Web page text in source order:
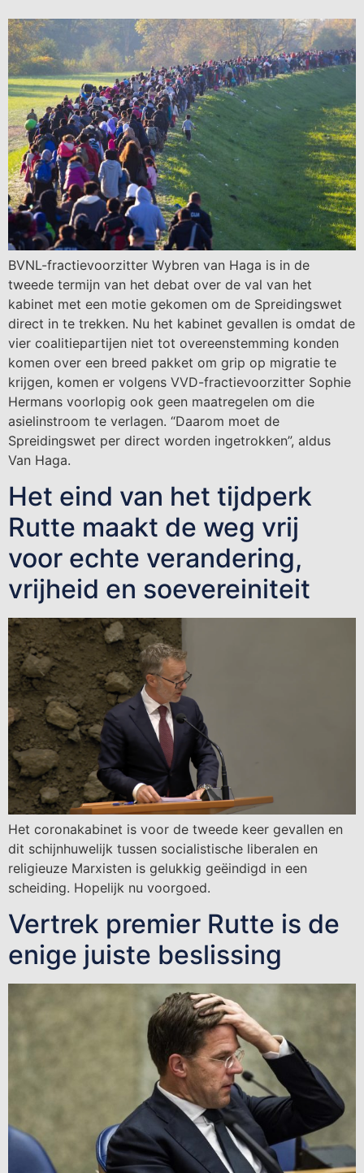
BVNL-fractievoorzitter Wybren van Haga is in de
tweede termijn van het debat over de val van het
kabinet met een motie gekomen om de Spreidingswet
direct in te trekken. Nu het kabinet gevallen is omdat de
vier coalitiepartijen niet tot overeenstemming konden
komen over een breed pakket om grip op migratie te
krijgen, komen er volgens VVD-fractievoorzitter Sophie
Hermans voorlopig ook geen maatregelen om die
asielinstroom te verlagen. “Daarom moet de
Spreidingswet per direct worden ingetrokken”, aldus
Van Haga.
Het eind van het tijdperk
Rutte maakt de weg vrij
voor echte verandering,
vrijheid en soevereiniteit
Het coronakabinet is voor de tweede keer gevallen en
dit schijnhuwelijk tussen socialistische liberalen en
religieuze Marxisten is gelukkig geëindigd in een
scheiding. Hopelijk nu voorgoed.
Vertrek premier Rutte is de
enige juiste beslissing